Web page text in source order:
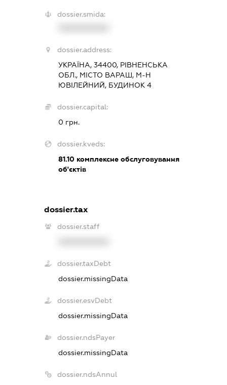
dossier.smida:
dossier.address:
УКРАЇНА, 34400, РІВНЕНСЬКА
ОБЛ., МІСТО ВАРАШ, М-Н
ЮВІЛЕЙНИЙ, БУДИНОК 4
dossier.capital:
0 грн.
dossier.kveds:
81.10комплексне обслуговування
об'єктів
dossier.tax
dossier.staff
dossier.taxDebt
dossier.missingData
dossier.esvDebt
dossier.missingData
dossier.ndsPayer
dossier.missingData
dossier.ndsAnnul